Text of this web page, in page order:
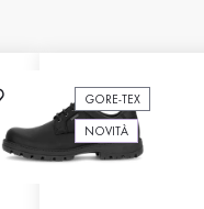
GORE-TEX
NOVITÀ